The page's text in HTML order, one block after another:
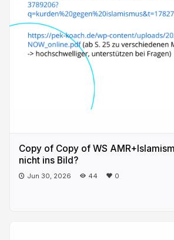
Copy of Copy of WS
nicht ins Bild?
Jun 30, 2026 44 0